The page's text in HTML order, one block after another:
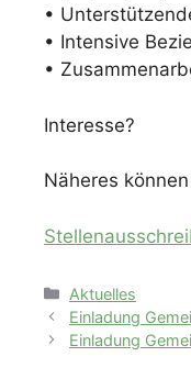
•
• Intensive
•
Interesse?
Näheres
Kategorien
Aktuelles
Einladung
Einladung